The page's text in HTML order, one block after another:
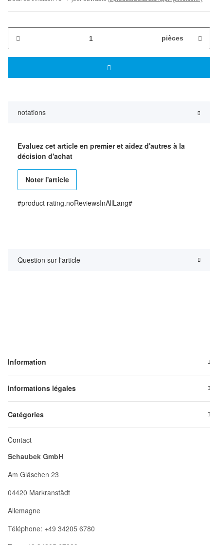
pièces
notations
Evaluez cet article en premier et aidez d'autres à la
décision d'achat
Noter l'article
#product rating.noReviewsInAllLang#
Question sur l'article
Information
Informations légales
Catégories
Contact
Schaubek GmbH
Am Gläschen 23
04420 Markranstädt
Allemagne
Téléphone: +49 34205 6780